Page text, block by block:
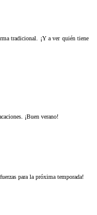
tradicional. ¡Y a ver quién tiene
¡Buen verano!
para la próxima temporada!